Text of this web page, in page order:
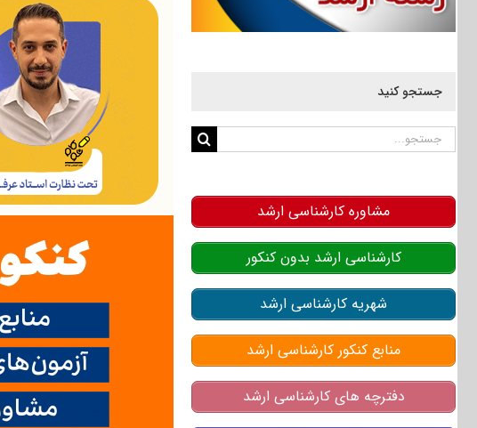
جستجو کنید
جستجو
مشاوره کارشناسی ارشد
کارشناسی ارشد بدون کنکور
شهریه کارشناسی ارشد
منابع کنکور کارشناسی ارشد
دفترچه های کارشناسی ارشد